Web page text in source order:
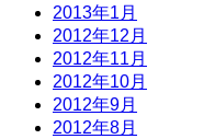
2013年1月
2012年12月
2012年11月
2012年10月
2012年9月
2012年8月